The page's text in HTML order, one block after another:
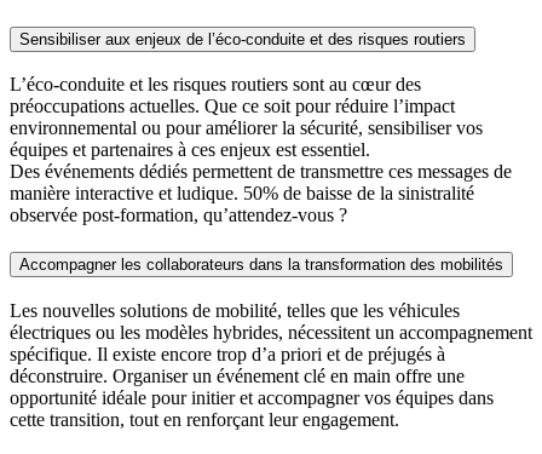
Sensibiliser aux enjeux de l’éco-conduite et des risques routiers
L’éco-conduite et les risques routiers sont au cœur des
préoccupations actuelles. Que ce soit pour réduire l’impact
environnemental ou pour améliorer la sécurité, sensibiliser vos
équipes et partenaires à ces enjeux est essentiel.
Des événements dédiés permettent de transmettre ces messages de
manière interactive et ludique. 50% de baisse de la sinistralité
observée post-formation, qu’attendez-vous ?
Accompagner les collaborateurs dans la transformation des mobilités
Les nouvelles solutions de mobilité, telles que les véhicules
électriques ou les modèles hybrides, nécessitent un accompagnement
spécifique. Il existe encore trop d’a priori et de préjugés à
déconstruire. Organiser un événement clé en main offre une
opportunité idéale pour initier et accompagner vos équipes dans
cette transition, tout en renforçant leur engagement.